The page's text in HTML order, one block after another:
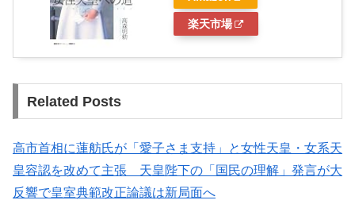
楽天市場
Related Posts
高市首相に蓮舫氏が「愛子さま支持」と女性天皇・女系天
皇容認を改めて主張 天皇陛下の「国民の理解」発言が大
反響で皇室典範改正論議は新局面へ